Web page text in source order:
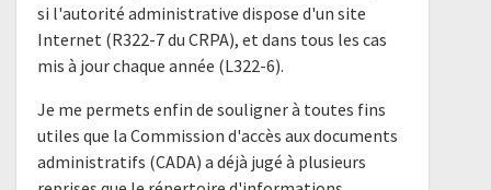
si l'autorité administrative dispose d'un site
Internet (R322-7 du CRPA), et dans tous les cas
mis à jour chaque année (L322-6).
Je me permets enfin de souligner à toutes fins
utiles que la Commission d'accès aux documents
administratifs (CADA) a déjà jugé à plusieurs